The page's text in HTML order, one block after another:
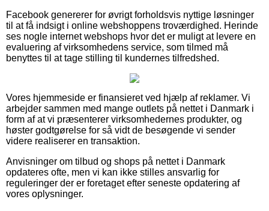
Facebook genererer for øvrigt forholdsvis nyttige løsninger
til at få indsigt i online webshoppens troværdighed. Herinde
ses nogle internet webshops hvor det er muligt at levere en
evaluering af virksomhedens service, som tilmed må
benyttes til at tage stilling til kundernes tilfredshed.
Vores hjemmeside er finansieret ved hjælp af reklamer. Vi
arbejder sammen med mange outlets på nettet i Danmark i
form af at vi præsenterer virksomhedernes produkter, og
høster godtgørelse for så vidt de besøgende vi sender
videre realiserer en transaktion.
Anvisninger om tilbud og shops på nettet i Danmark
opdateres ofte, men vi kan ikke stilles ansvarlig for
reguleringer der er foretaget efter seneste opdatering af
vores oplysninger.